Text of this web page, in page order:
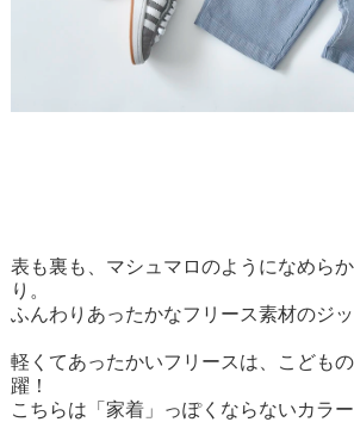
表も裏も、マシュマロのようになめら
り。
ふんわりあったかなフリース素材のジッ
軽くてあったかいフリースは、こども
躍！
こちらは「家着」っぽくならないカラ